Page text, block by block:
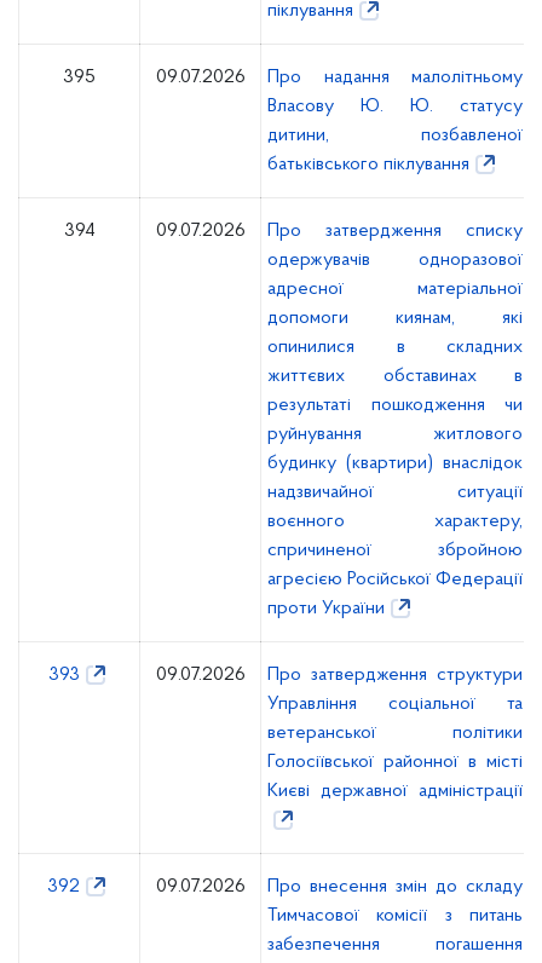
піклування
395 09.07.2026
Про надання малолітньому
Власову Ю. Ю. статусу
дитини, позбавленої
батьківського піклування
394 09.07.2026
Про затвердження списку
одержувачів одноразової
адресної матеріальної
допомоги киянам, які
опинилися в складних
життєвих обставинах в
результаті пошкодження чи
руйнування житлового
будинку (квартири) внаслідок
надзвичайної ситуації
воєнного характеру,
спричиненої збройною
агресією Російської Федерації
проти України
393 09.07.2026
Про затвердження структури
Управління соціальної та
ветеранської політики
Голосіївської районної в місті
Києві державної адміністрації
392 09.07.2026
Про внесення змін до складу
Тимчасової комісії з питань
забезпечення погашення